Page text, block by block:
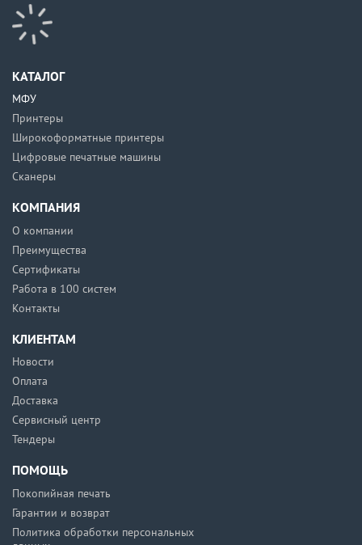
КАТАЛОГ
МФУ
Принтеры
Широкоформатные принтеры
Цифровые печатные машины
Сканеры
КОМПАНИЯ
О компании
Преимущества
Сертификаты
Работа в 100 систем
Контакты
КЛИЕНТАМ
Новости
Оплата
Доставка
Сервисный центр
Тендеры
ПОМОЩЬ
Покопийная печать
Гарантии и возврат
Политика обработки персональных